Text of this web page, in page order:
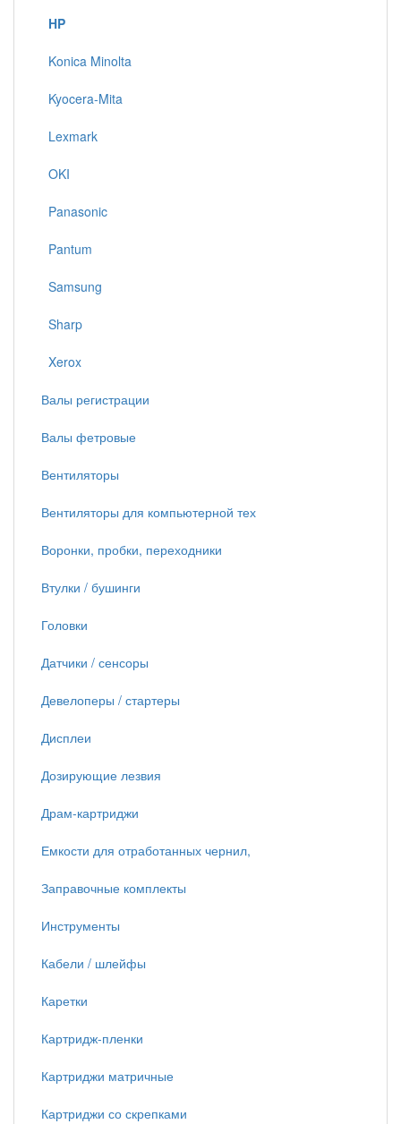
HP
Konica Minolta
Kyocera-Mita
Lexmark
OKI
Panasonic
Pantum
Samsung
Sharp
Xerox
Валы регистрации
Валы фетровые
Вентиляторы
Вентиляторы для компьютерной тех
Воронки, пробки, переходники
Втулки / бушинги
Головки
Датчики / сенсоры
Девелоперы / стартеры
Дисплеи
Дозирующие лезвия
Драм-картриджи
Емкости для отработанных чернил,
Заправочные комплекты
Инструменты
Кабели / шлейфы
Каретки
Картридж-пленки
Картриджи матричные
Картриджи со скрепками